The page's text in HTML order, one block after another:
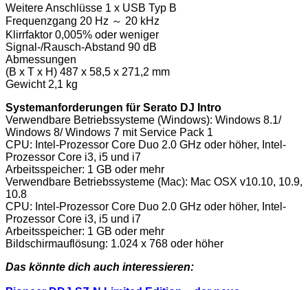
Weitere Anschlüsse 1 x USB Typ B
Frequenzgang 20 Hz ～ 20 kHz
Klirrfaktor 0,005% oder weniger
Signal-/Rausch-Abstand 90 dB
Abmessungen
(B x T x H) 487 x 58,5 x 271,2 mm
Gewicht 2,1 kg
Systemanforderungen für Serato DJ Intro
Verwendbare Betriebssysteme (Windows): Windows 8.1/
Windows 8/ Windows 7 mit Service Pack 1
CPU: Intel-Prozessor Core Duo 2.0 GHz oder höher, Intel-
Prozessor Core i3, i5 und i7
Arbeitsspeicher: 1 GB oder mehr
Verwendbare Betriebssysteme (Mac): Mac OSX v10.10, 10.9,
10.8
CPU: Intel-Prozessor Core Duo 2.0 GHz oder höher, Intel-
Prozessor Core i3, i5 und i7
Arbeitsspeicher: 1 GB oder mehr
Bildschirmauflösung: 1.024 x 768 oder höher
Das könnte dich auch interessieren: